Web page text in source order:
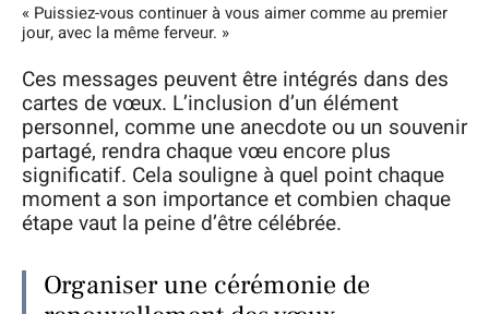
« Puissiez-vous continuer à vous aimer comme au premier
jour, avec la même ferveur. »
Ces messages peuvent être intégrés dans des
cartes de vœux. L’inclusion d’un élément
personnel, comme une anecdote ou un souvenir
partagé, rendra chaque vœu encore plus
significatif. Cela souligne à quel point chaque
moment a son importance et combien chaque
étape vaut la peine d’être célébrée.
Organiser une cérémonie de